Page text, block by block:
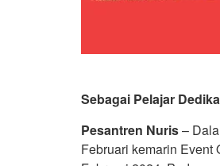
Sebagai Pelajar
Pesantren Nuris–
Februari kemarin Event